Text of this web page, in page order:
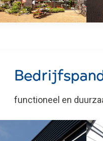
functioneel en